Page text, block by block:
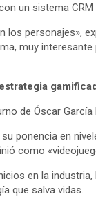
un sistema
los personajes»,
muy
de Óscar
ponencia en
como
en la
que salva vidas.